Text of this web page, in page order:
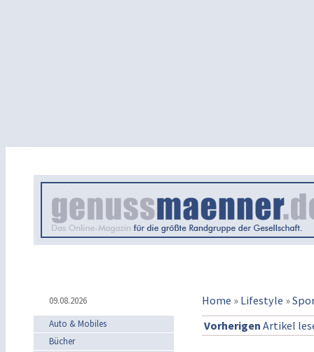
09.08.2026 Home » Lifestyle »
Auto & Mobiles
Bücher
Vorherigen Artikel